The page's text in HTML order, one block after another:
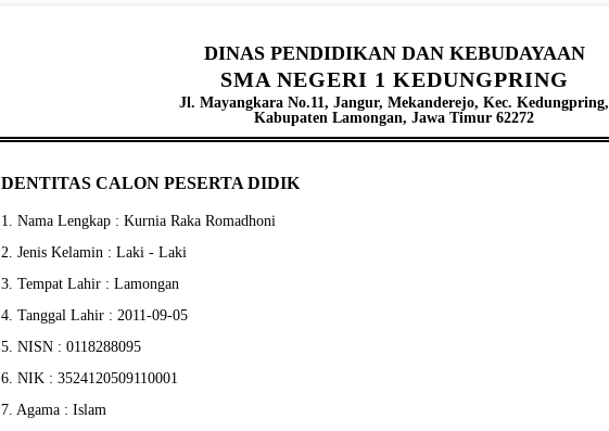
DINAS PENDIDIKAN DAN KEBUDAYAAN
SMA NEGERI 1 KEDUNGPRING
Jl. Mayangkara No.11, Jangur, Mekanderejo, Kec. Kedungpring,
Kabupaten Lamongan, Jawa Timur 62272
DENTITAS CALON PESERTA DIDIK
1. Nama Lengkap : Kurnia Raka Romadhoni
2. Jenis Kelamin : Laki - Laki
3. Tempat Lahir : Lamongan
4. Tanggal Lahir : 2011-09-05
5. NISN : 0118288095
6. NIK : 3524120509110001
7. Agama : Islam